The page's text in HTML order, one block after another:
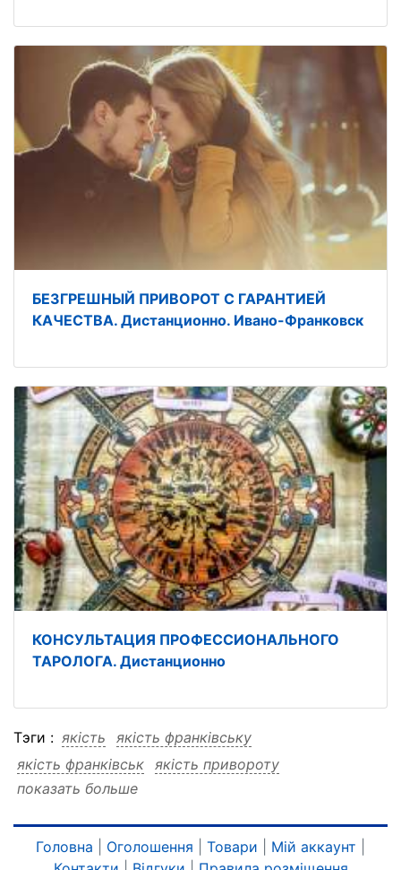
БЕЗГРЕШНЫЙ ПРИВОРОТ С ГАРАНТИЕЙ
КАЧЕСТВА. Дистанционно. Ивано-Франковск
КОНСУЛЬТАЦИЯ ПРОФЕССИОНАЛЬНОГО
ТАРОЛОГА. Дистанционно
Тэги : якість
якість франківську
якість франківськ якість привороту
якість приворот
якість гарантую франківськ
показать больше
Головна Оголошення Товари Мій аккаунт